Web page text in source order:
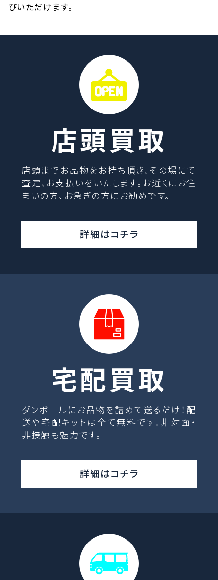
びいただけます。
店頭買取
店頭までお品物をお持ち頂き、その場にて
査定、お支払いをいたします。お近くにお住
まいの方、お急ぎの方にお勧めです。
詳細はコチラ
宅配買取
ダンボールにお品物を詰めて送るだけ！配
送や宅配キットは全て無料です。非対面・
非接触も魅力です。
詳細はコチラ